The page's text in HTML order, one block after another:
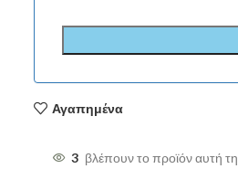
Αγαπημένα
3 βλέπουν το προϊόν αυτή